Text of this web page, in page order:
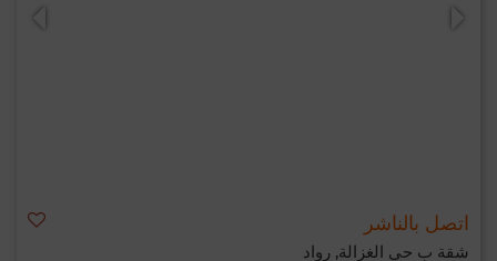
اتصل بالناشر
شقة ب حي الغزالة, رواد